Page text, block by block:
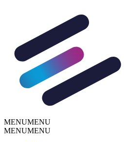
MENUMENU
MENUMENU